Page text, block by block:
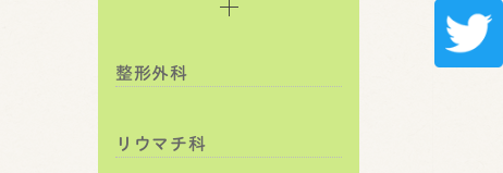
整形外科
リウマチ科